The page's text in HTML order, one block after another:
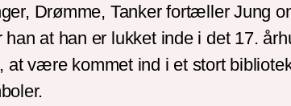
Drømme, Tanker fortæller Jung
han at han er lukket inde i det 17.
at være kommet ind i et stort